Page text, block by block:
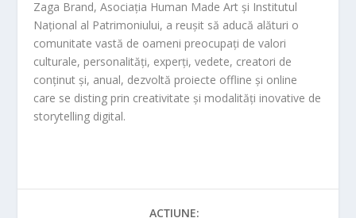
Zaga Brand, Asociația Human Made Art și Institutul
Național al Patrimoniului, a reușit să aducă alături o
comunitatevastă de oameni preocupați de valori
culturale, personalități, experți, vedete, creatori de
conținut și, anual, dezvoltă proiecte offline și online
care se disting prin creativitate și modalități inovative de
storytelling digital.
ACȚIUNE: